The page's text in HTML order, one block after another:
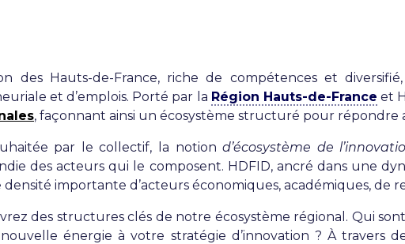
des Hauts-de-France, riche de compétences et
et d’emplois. Porté par la Région Hauts-de-France et
, façonnant ainsi un écosystème structuré pour
par le collectif, la notiond’écosystème de
des acteurs qui le composent. HDFID, ancré dans une
importante d’acteurs économiques, académiques, de
des structures clés de notre écosystème régional. Qui
énergie à votre stratégie d’innovation ? À travers